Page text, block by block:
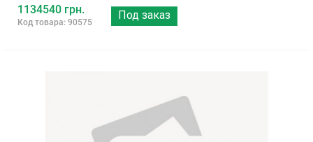
1134540 грн.
Код товара: 90575
Под заказ